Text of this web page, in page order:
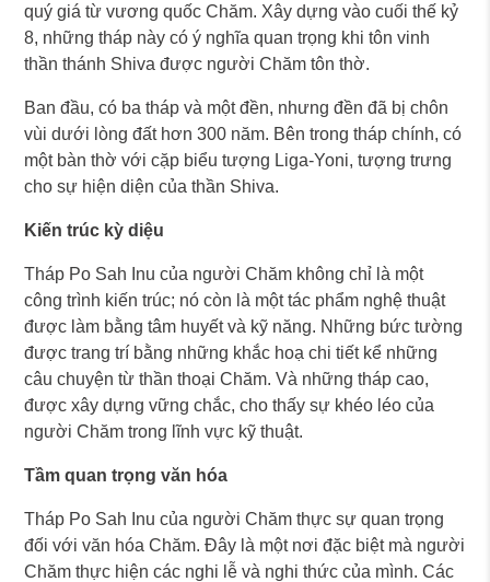
quý giá từ vương quốc Chăm. Xây dựng vào cuối thế kỷ
8, những tháp này có ý nghĩa quan trọng khi tôn vinh
thần thánh Shiva được người Chăm tôn thờ.
Ban đầu, có ba tháp và một đền, nhưng đền đã bị chôn
vùi dưới lòng đất hơn 300 năm. Bên trong tháp chính, có
một bàn thờ với cặp biểu tượng Liga-Yoni, tượng trưng
cho sự hiện diện của thần Shiva.
Kiến trúc kỳ diệu
Tháp Po Sah Inu của người Chăm không chỉ là một
công trình kiến trúc; nó còn là một tác phẩm nghệ thuật
được làm bằng tâm huyết và kỹ năng. Những bức tường
được trang trí bằng những khắc hoạ chi tiết kể những
câu chuyện từ thần thoại Chăm. Và những tháp cao,
được xây dựng vững chắc, cho thấy sự khéo léo của
người Chăm trong lĩnh vực kỹ thuật.
Tầm quan trọng văn hóa
Tháp Po Sah Inu của người Chăm thực sự quan trọng
đối với văn hóa Chăm. Đây là một nơi đặc biệt mà người
Chăm thực hiện các nghi lễ và nghi thức của mình. Các